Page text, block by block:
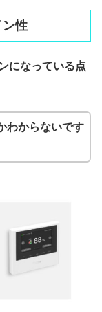
性
になっている点
わからないです